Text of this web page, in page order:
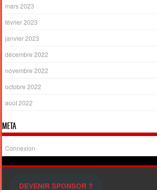
mars 2023
février 2023
janvier 2023
décembre 2022
novembre 2022
octobre 2022
août 2022
META
Connexion
DEVENIR SPONSOR ?